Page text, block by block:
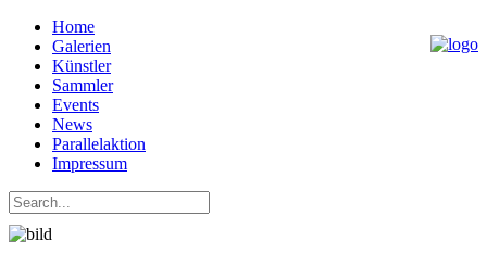
Home
Galerien
Künstler
Sammler
Events
News
Parallelaktion
Impressum